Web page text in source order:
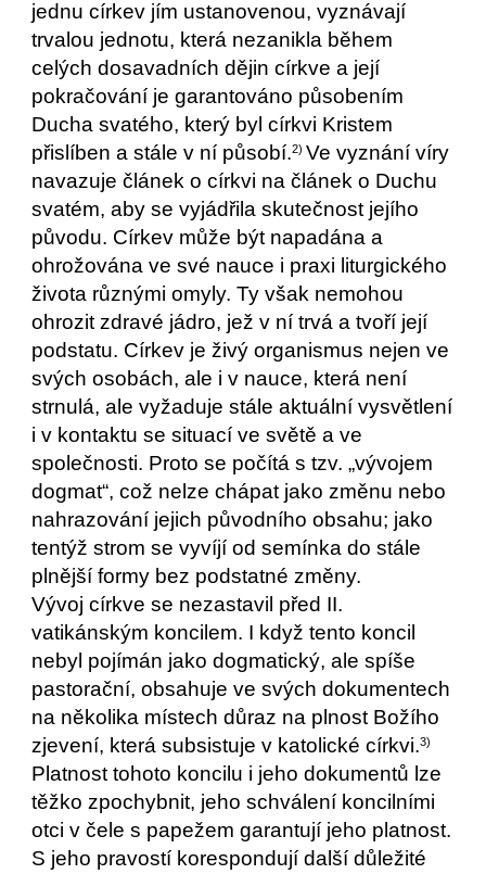
jednu církev jím ustanovenou, vyznávají
trvalou jednotu, která nezanikla během
celých dosavadních dějin církve a její
pokračování je garantováno působením
Ducha svatého, který byl církvi Kristem
přislíben a stále v ní působí.2)Ve vyznání víry
navazuje článek o církvi na článek o Duchu
svatém, aby se vyjádřila skutečnost jejího
původu. Církev může být napadána a
ohrožována ve své nauce i praxi liturgického
života různými omyly. Ty však nemohou
ohrozit zdravé jádro, jež v ní trvá a tvoří její
podstatu. Církev je živý organismus nejen ve
svých osobách, ale i v nauce, která není
strnulá, ale vyžaduje stále aktuální vysvětlení
i v kontaktu se situací ve světě a ve
společnosti. Proto se počítá s tzv. „vývojem
dogmat“, což nelze chápat jako změnu nebo
nahrazování jejich původního obsahu; jako
tentýž strom se vyvíjí od semínka do stále
plnější formy bez podstatné změny.
Vývoj církve se nezastavil před II.
vatikánským koncilem. I když tento koncil
nebyl pojímán jako dogmatický, ale spíše
pastorační, obsahuje ve svých dokumentech
na několika místech důraz na plnost Božího
zjevení, která subsistuje v katolické církvi.3)
Platnost tohoto koncilu i jeho dokumentů lze
těžko zpochybnit, jeho schválení koncilními
otci v čele s papežem garantují jeho platnost.
S jeho pravostí korespondují další důležité